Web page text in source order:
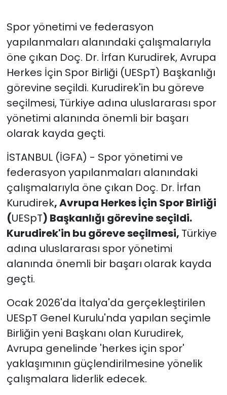
Spor yönetimi ve federasyon
yapılanmaları alanındaki çalışmalarıyla
öne çıkan Doç. Dr. İrfan Kurudirek, Avrupa
Herkes İçin Spor Birliği (UESpT) Başkanlığı
görevine seçildi. Kurudirek'in bu göreve
seçilmesi, Türkiye adına uluslararası spor
yönetimi alanında önemli bir başarı
olarak kayda geçti.
İSTANBUL (İGFA) - Spor yönetimi ve
federasyon yapılanmaları alanındaki
çalışmalarıyla öne çıkan Doç. Dr. İrfan
Kurudirek, Avrupa Herkes İçin Spor Birliği
(UESpT) Başkanlığı görevine seçildi.
Kurudirek'in bu göreve seçilmesi, Türkiye
adına uluslararası spor yönetimi
alanında önemli bir başarı olarak kayda
geçti.
Ocak 2026'da İtalya'da gerçekleştirilen
UESpT Genel Kurulu'nda yapılan seçimle
Birliğin yeni Başkanı olan Kurudirek,
Avrupa genelinde 'herkes için spor'
yaklaşımının güçlendirilmesine yönelik
çalışmalara liderlik edecek.